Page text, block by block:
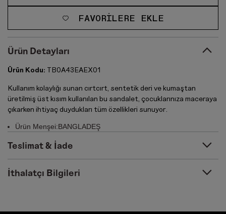
FAVORILERE EKLE
Ürün Detayları
Ürün Kodu: TB0A43EAEX01
Kullanım kolaylığı sunan cırtcırt, sentetik deri ve kumaştan
üretilmiş üst kısım kullanılan bu sandalet, çocuklarınıza maceraya
çıkarken ihtiyaç duydukları tüm özellikleri sunuyor.
Ürün Menşei:BANGLADEŞ
Teslimat & İade
İthalatçı Bilgileri